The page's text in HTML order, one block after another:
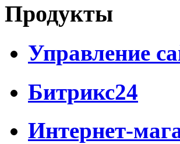
Продукты
Управление
Битрикс24
Интернет-